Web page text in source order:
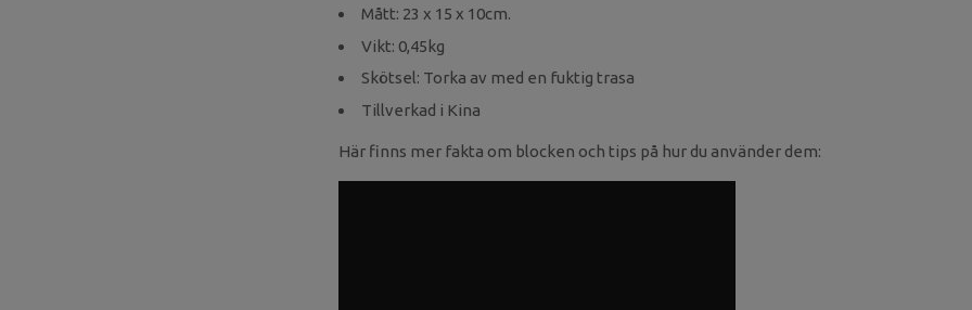
Mått: 23 x 15 x 10cm.
Vikt: 0,45kg
Skötsel: Torka av med en fuktig trasa
Tillverkad i Kina
Här finns mer fakta om blocken och tips på hur du använder dem: